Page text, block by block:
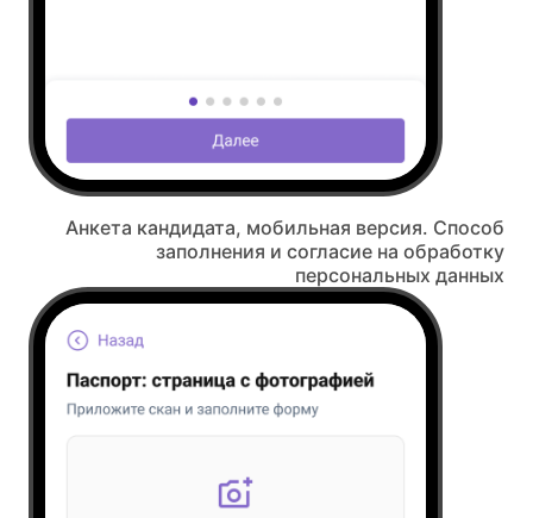
Анкета кандидата, мобильная версия. Способ
заполнения и согласие на обработку
персональных данных